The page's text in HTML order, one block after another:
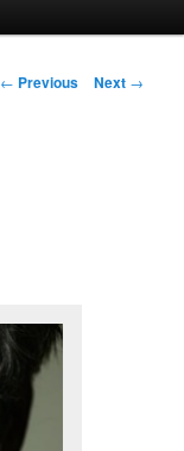
Post
← Previous Next →